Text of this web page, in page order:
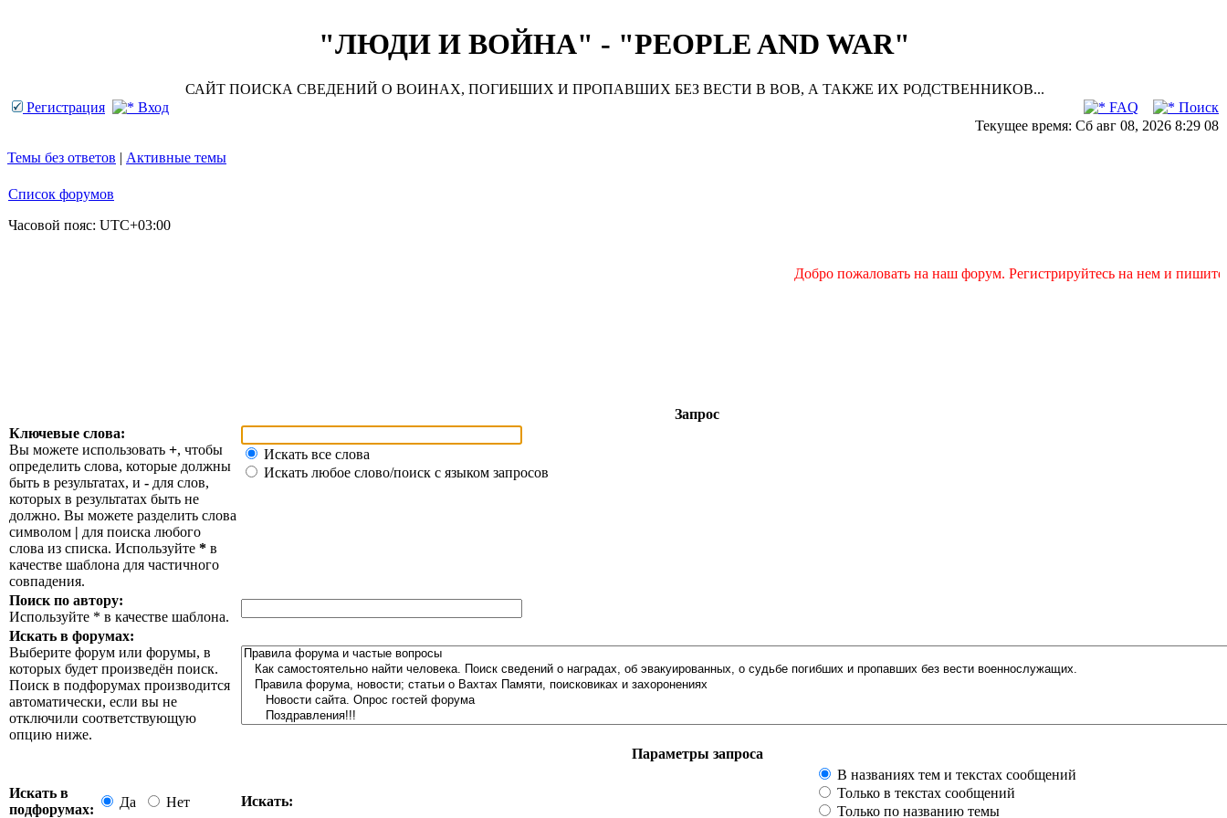
"ЛЮДИ И ВОЙНА" - "PEOPLE AND WAR"
САЙТ ПОИСКА СВЕДЕНИЙ О ВОИНАХ, ПОГИБШИХ И ПРОПАВШИХ БЕЗ ВЕСТИ В ВОВ, А ТАКЖЕ ИХ РОДСТВЕННИКОВ...
Регистрация
Вход FAQ
Поиск
Текущее время: Сб авг 08, 2026 8:29 08
Темы без ответов | Активные темы
Список форумов
Часовой пояс: UTC+03:00
Добро пожаловать на наш форум. Регистрируйтесь на нем и пишите
Запрос
Ключевые слова:
Вы можете использовать +, чтобы
определить слова, которые должны
быть в результатах, и - для слов,
которых в результатах быть не
должно. Вы можете разделить слова
символом | для поиска любого
слова из списка. Используйте * в
качестве шаблона для частичного
совпадения.
Искать все слова
Искать любое слово/поиск с языком запросов
Поиск по автору:
Используйте * в качестве шаблона.
Искать в форумах:
Выберите форум или форумы, в
которых будет произведён поиск.
Поиск в подфорумах производится
автоматически, если вы не
отключили соответствующую
опцию ниже.
Параметры запроса
Искать в
подфорумах:
Да Нет Искать:
В названиях тем и текстах сообщений
Только в текстах сообщений
Только по названию темы